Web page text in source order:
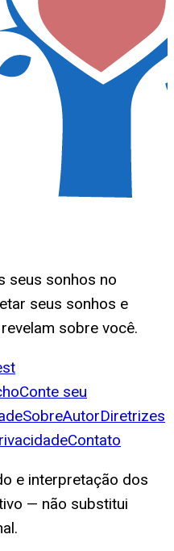
seus sonhos no
seus sonhos e
sobre você.
Conte seu
SobreAutorDiretrizes
Contato
e interpretação dos
— não substitui